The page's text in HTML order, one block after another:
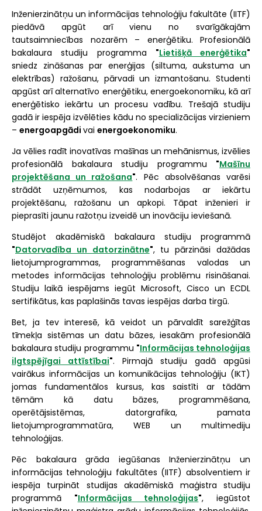
Inženierzinātņu un informācijas tehnoloģiju fakultāte (IITF)
piedāvā apgūt arī vienu no svarīgākajām
tautsaimniecības nozarēm – enerģētiku. Profesionālā
bakalaura studiju programma "Lietišķā enerģētika"
sniedz zināšanas par enerģijas (siltuma, aukstuma un
elektrības) ražošanu, pārvadi un izmantošanu. Studenti
apgūst arī alternatīvo enerģētiku, energoekonomiku, kā arī
enerģētisko iekārtu un procesu vadību. Trešajā studiju
gadā ir iespēja izvēlēties kādu no specializācijas virzieniem
– energoapgādi vai energoekonomiku.
Ja vēlies radīt inovatīvas mašīnas un mehānismus, izvēlies
profesionālā bakalaura studiju programmu "Mašīnu
projektēšana un ražošana". Pēc absolvēšanas varēsi
strādāt uzņēmumos, kas nodarbojas ar iekārtu
projektēšanu, ražošanu un apkopi. Tāpat inženieri ir
pieprasīti jaunu ražotņu izveidē un inovāciju ieviešanā.
Studējot akadēmiskā bakalaura studiju programmā
"Datorvadība un datorzinātne", tu pārzināsi dažādas
lietojumprogrammas, programmēšanas valodas un
metodes informācijas tehnoloģiju problēmu risināšanai.
Studiju laikā iespējams iegūt Microsoft, Cisco un ECDL
sertifikātus, kas paplašinās tavas iespējas darba tirgū.
Bet, ja tev interesē, kā veidot un pārvaldīt sarežģītas
tīmekļa sistēmas un datu bāzes, iesakām profesionālā
bakalaura studiju programmu "Informācijas tehnoloģijas
ilgtspējīgai attīstībai". Pirmajā studiju gadā apgūsi
vairākus informācijas un komunikācijas tehnoloģiju (IKT)
jomas fundamentālos kursus, kas saistīti ar tādām
tēmām kā datu bāzes, programmēšana,
operētājsistēmas, datorgrafika, pamata
lietojumprogrammatūra, WEB un multimediju
tehnoloģijas.
Pēc bakalaura grāda iegūšanas Inženierzinātņu un
informācijas tehnoloģiju fakultātes (IITF) absolventiem ir
iespēja turpināt studijas akadēmiskā maģistra studiju
programmā "Informācijas tehnoloģijas", iegūstot